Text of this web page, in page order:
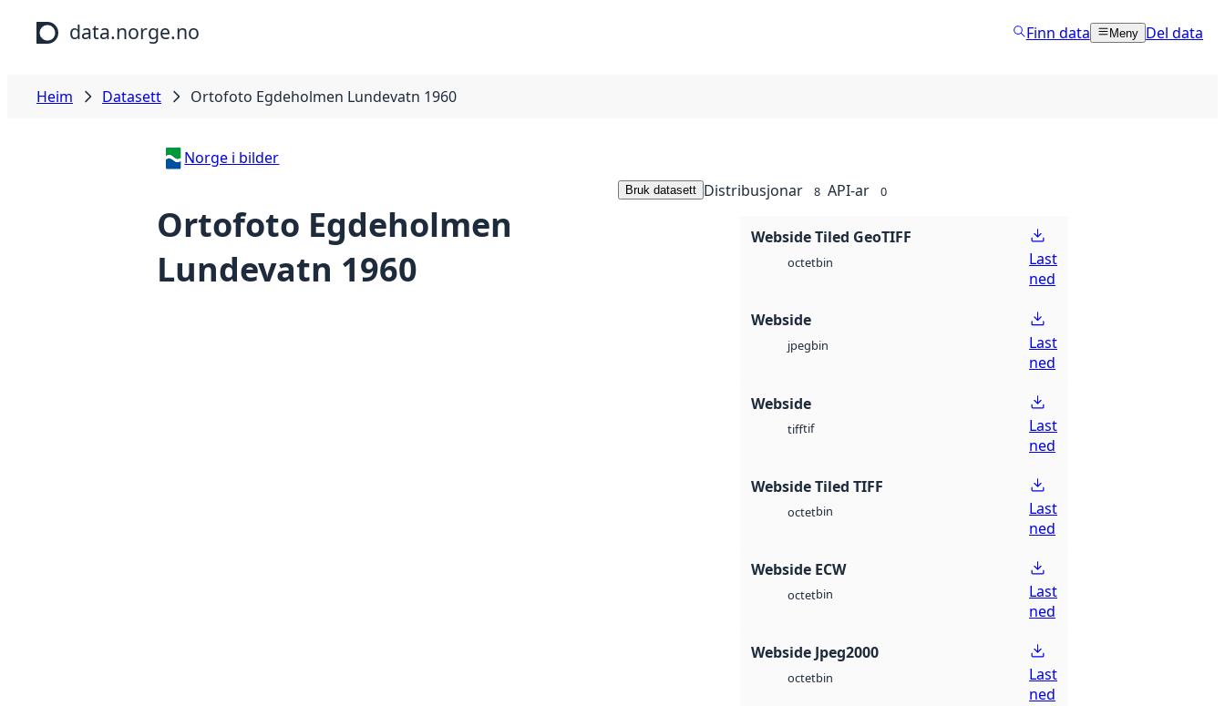
Hopp til hovudinnhald
data.norge.no Finn data Meny Del data
Heim Datasett Ortofoto Egdeholmen Lundevatn 1960
Norge i bilder
Ortofoto Egdeholmen
Lundevatn 1960
Bruk datasett Distribusjonar 8 API-ar 0
Webside Tiled GeoTIFF
octetbin
Last
ned
Webside
jpegbin
Last
ned
Webside
tifftif
Last
ned
Webside Tiled TIFF
octetbin
Last
ned
Webside ECW
octetbin
Last
ned
Webside Jpeg2000
octetbin
Last
ned